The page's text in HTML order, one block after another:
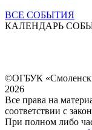
ВСЕ СОБЫТИЯ
КАЛЕНДАРЬ
©ОГБУК
2026
Все права на
соответствии с
При полном либо